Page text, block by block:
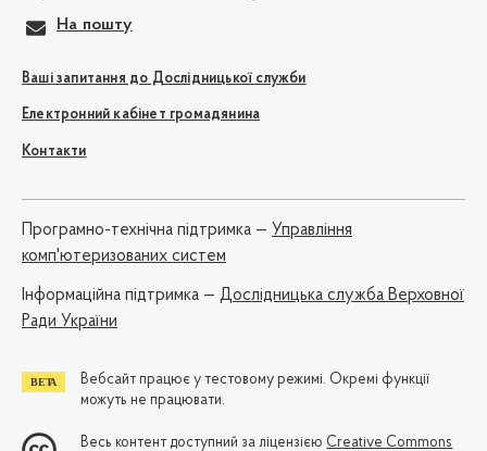
На пошту
Ваші запитання до Дослідницької служби
Електронний кабінет громадянина
Контакти
Програмно-технічна підтримка — Управління
комп'ютеризованих систем
Iнформаційна підтримка — Дослідницька служба Верховної
Ради України
Вебсайт працює у тестовому режимі. Окремі функції
можуть не працювати.
Весь контент доступний за ліцензією Creative Commons